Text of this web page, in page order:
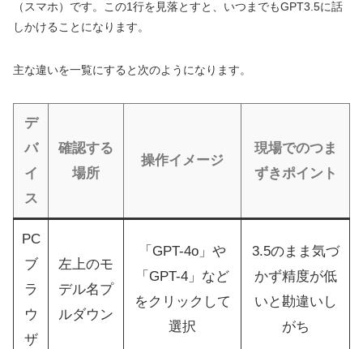
（スマホ）です。この1行を見落とすと、いつまでもGPT3.5に話
しかけることになります。
主な違いを一覧にすると次のようになります。
デ
バ
イ
ス
確認する
場所
操作イメージ
現場でのつま
ずきポイント
PC
ブ
ラ
ウ
ザ
左上のモ
デル名プ
ルダウン
「GPT-4o」や
「GPT-4」など
をクリックして
選択
3.5のまま気づ
かず精度が低
いと勘違いし
がち